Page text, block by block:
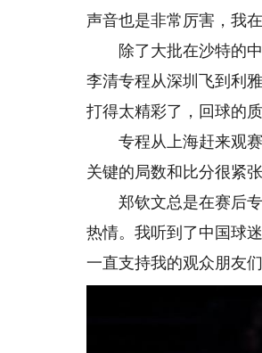
声音也是非常厉害，我
除了大批在沙特的中
李清专程从深圳飞到利
打得太精彩了，回球的
专程从上海赶来观赛
关键的局数和比分很紧
郑钦文总是在赛后专
热情。我听到了中国球
一直支持我的观众朋友